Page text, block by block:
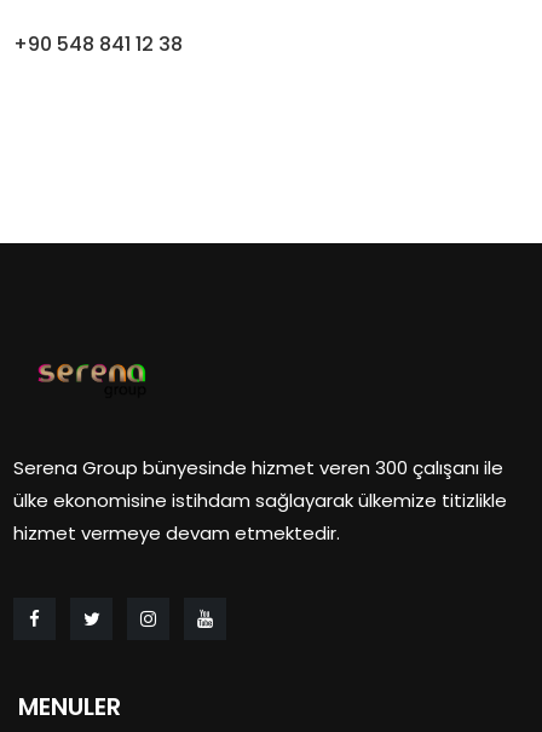
+90 548 841 12 38
Serena Group bünyesinde hizmet veren 300 çalışanı ile
ülke ekonomisine istihdam sağlayarak ülkemize titizlikle
hizmet vermeye devam etmektedir.
MENULER